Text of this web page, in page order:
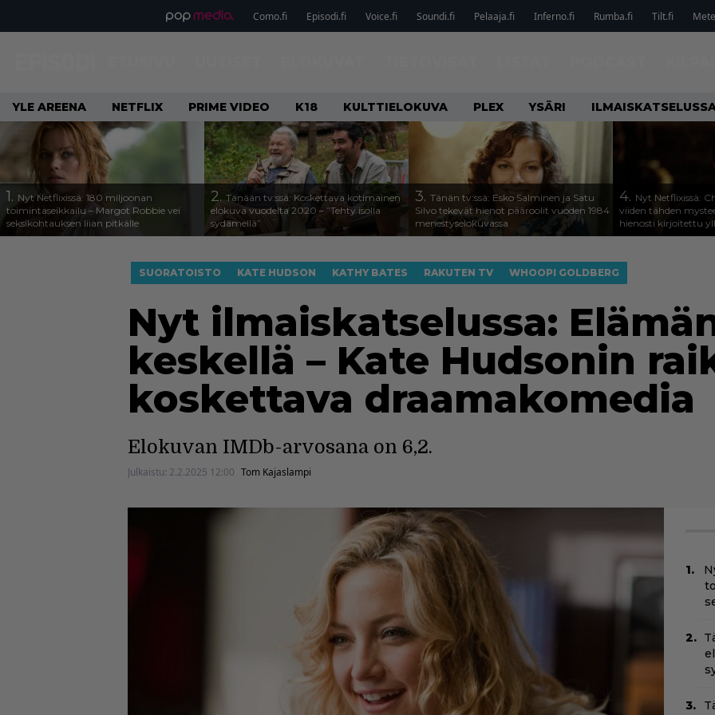
Como.fi Episodi.fi Voice.fi Soundi.fi Pelaaja.fi Inferno.fi Rumba.fi Tilt.fi
YLE AREENA NETFLIX PRIME VIDEO K18 KULTTIELOKUVA PLEX YSÄRI
1. Nyt Netflixissä: 180 miljoonan
toimintaseikkailu – Margot Robbie vei
seksikohtauksen liian pitkälle
2. Tänään tv:ssä: Koskettava kotimainen
elokuva vuodelta 2020 – ”Tehty isolla
sydämellä”
3. Tänän tv:ssä: Esko Salminen ja Satu
Silvo tekevät hienot pääroolit vuoden 1984
menestyselokuvassa
4. Nyt Netflixissä:
viiden tähden
hienosti kirjoitettu
SUORATOISTO KATE HUDSON KATHY BATES RAKUTEN TV WHOOPI GOLDBERG
Nyt ilmaiskatselussa:
keskellä – Kate Hudsonin
koskettava draamakomedia
Elokuvan IMDb-arvosana on 6,2.
Julkaistu: 2.2.2025 12:00 Tom Kajaslampi